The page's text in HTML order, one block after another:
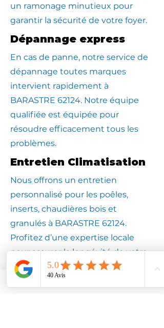
un ramonage minutieux pour
garantir la sécurité de votre foyer.
Dépannage express
En cas de panne, notre service de
dépannage toutes marques
intervient rapidement à
BARASTRE 62124. Notre équipe
qualifiée est équipée pour
résoudre efficacement tous les
problèmes.
Entretien Climatisation
Nous offrons un entretien
personnalisé pour les poêles,
inserts, chaudières bois et
granulés à BARASTRE 62124.
Profitez d’une expertise locale
pour assurer la longévité de votre
équipement.